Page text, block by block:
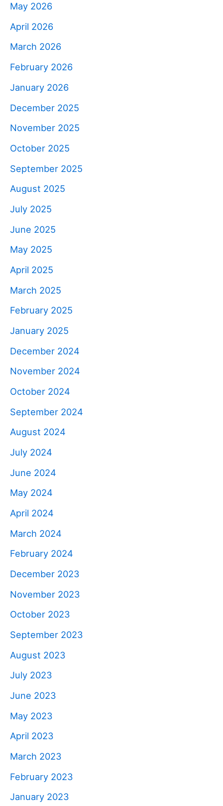
May 2026
April 2026
March 2026
February 2026
January 2026
December 2025
November 2025
October 2025
September 2025
August 2025
July 2025
June 2025
May 2025
April 2025
March 2025
February 2025
January 2025
December 2024
November 2024
October 2024
September 2024
August 2024
July 2024
June 2024
May 2024
April 2024
March 2024
February 2024
December 2023
November 2023
October 2023
September 2023
August 2023
July 2023
June 2023
May 2023
April 2023
March 2023
February 2023
January 2023